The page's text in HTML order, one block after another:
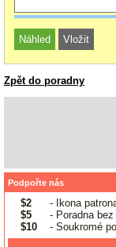
Zpět do poradny
Podpořte nás
$2
- Ikona
$5
- Poradna bez
$10
- Soukromé